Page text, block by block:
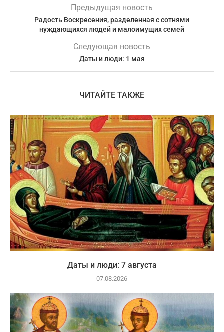
Предыдущая новость
Радость Воскресения, разделенная с сотнями
нуждающихся людей и малоимущих семей
Следующая новость
Даты и люди: 1 мая
ЧИТАЙТЕ ТАКЖЕ
Даты и люди: 7 августа
07.08.2026